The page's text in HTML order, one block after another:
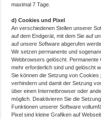
maximal 7 Tage.
d) Cookies und Pixel
An verschiedenen Stellen unserer
auf dem Endgerät, mit dem Sie auf
auf unsere Software abgerufen
Wir setzen permanente und
Webbrowsers gelöscht.
mehr erforderlich sind und gelöscht
Sie können die Setzung von
verhindern und damit der Setzung
über einen Internetbrowser oder
möglich. Deaktivieren Sie die
Funktionen unserer Software
Pixel sind kleine Grafiken auf